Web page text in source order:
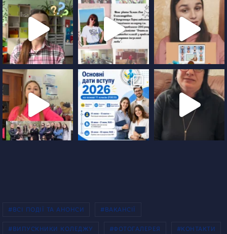
#ВСІ ПОДІЇ ТА АНОНСИ #ВАКАНСІЇ
#ВИПУСКНИКИ КОЛЕДЖУ #ФОТОГАЛЕРЕЯ #КОНТАКТИ